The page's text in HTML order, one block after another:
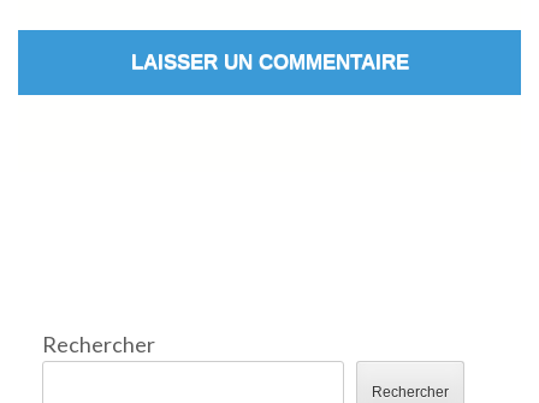
Rechercher
Rechercher